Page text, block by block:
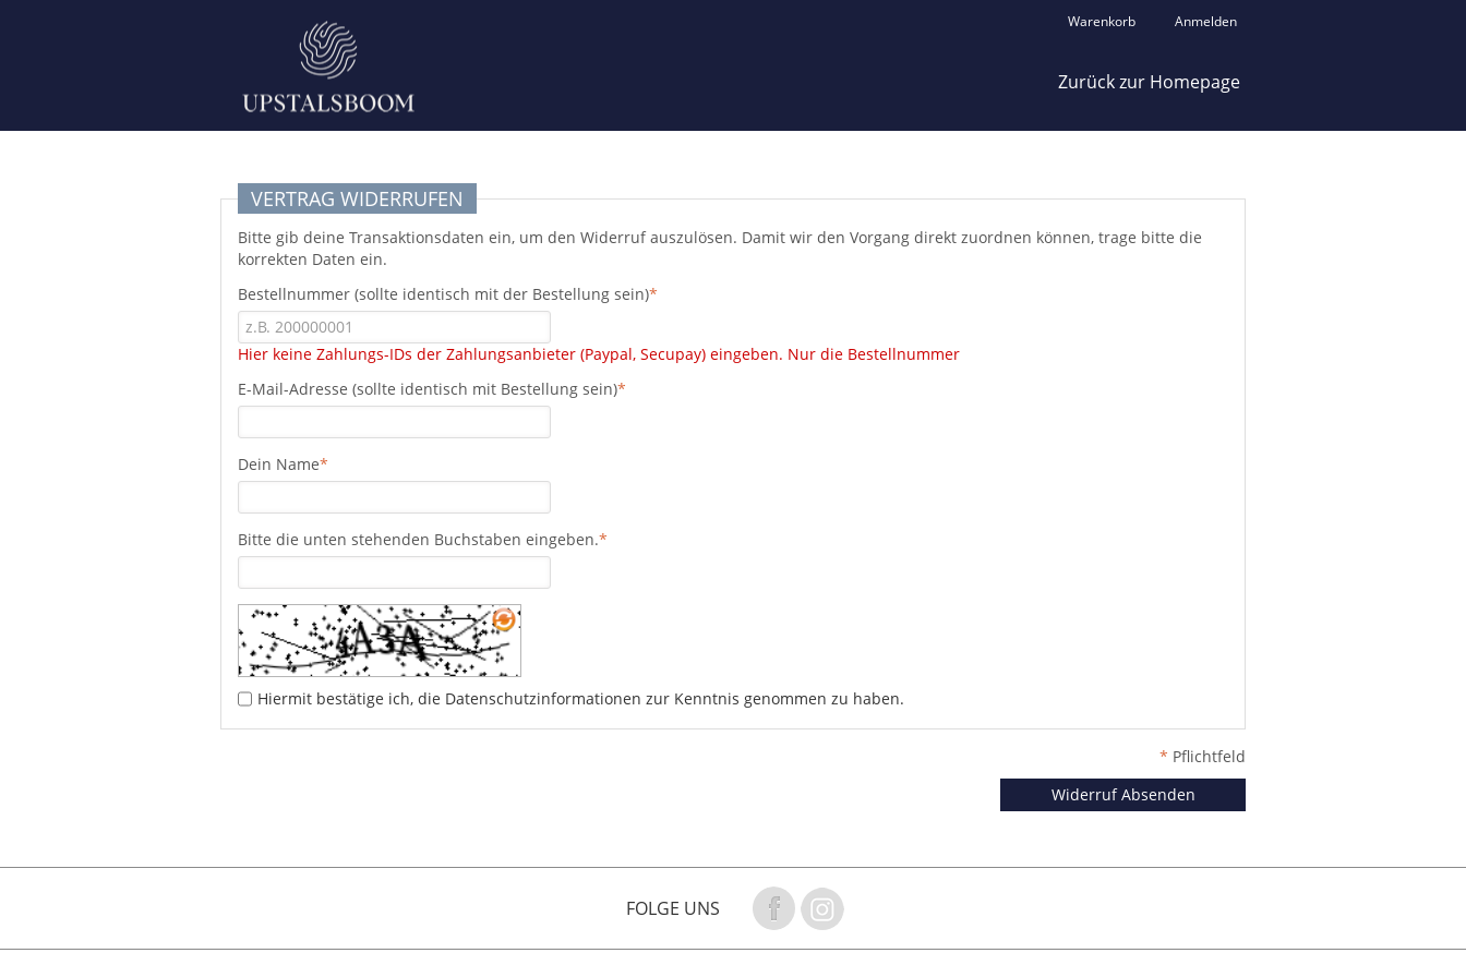
Warenkorb Anmelden
Zurück zur Homepage
VERTRAG WIDERRUFEN
Bitte gib deine Transaktionsdaten ein, um den Widerruf auszulösen. Damit wir den Vorgang direkt zuordnen können, trage bitte die
korrekten Daten ein.
*
Bestellnummer (sollte identisch mit der Bestellung sein)
Hier keine Zahlungs-IDs der Zahlungsanbieter (Paypal, Secupay) eingeben. Nur die Bestellnummer
*
E-Mail-Adresse (sollte identisch mit Bestellung sein)
*
Dein Name
Bitte die unten stehenden Buchstaben eingeben.*
Hiermit bestätige ich, die Datenschutzinformationen zur Kenntnis genommen zu haben.
* Pflichtfeld
Widerruf Absenden
FOLGE UNS